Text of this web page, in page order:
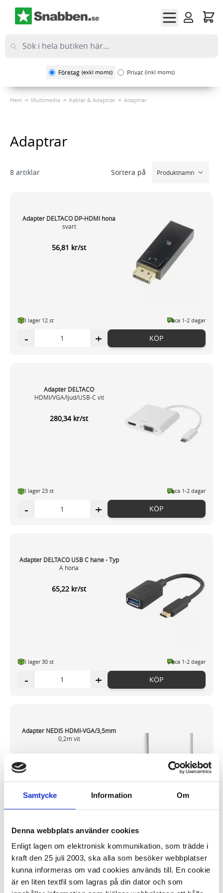
Samtycke Information Om
Denna webbplats använder cookies
Enligt lagen om elektronisk kommunikation, som trädde i
kraft den 25 juli 2003, ska alla som besöker webbplatser
kunna informeras om vad cookies används till. En cookie
är en liten textfil som lagras på din dator och som
Företag (exkl moms) Privat (inkl moms)
Hem Multimedia Kablar & Adaptrar Adaptrar
Adaptrar
8 artiklar Sortera på
Adapter DELTACO DP-HDMI hona
svart
56,81 kr/st
I lager 12 st ca 1-2 dagar
- + KÖP
Adapter DELTACO
HDMI/VGA/ljud/USB-C vit
280,34 kr/st
I lager 23 st ca 1-2 dagar
- + KÖP
Adapter DELTACO USB C hane - Typ
A hona
65,22 kr/st
I lager 30 st ca 1-2 dagar
- + KÖP
Adapter NEDIS HDMI-VGA/3,5mm
0,2m vit
I lager 87 st
- + KÖP